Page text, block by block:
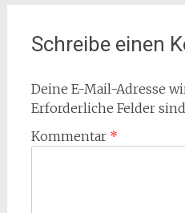
Schreibe einen
Deine E-Mail-Adresse
Erforderliche Felder
Kommentar *